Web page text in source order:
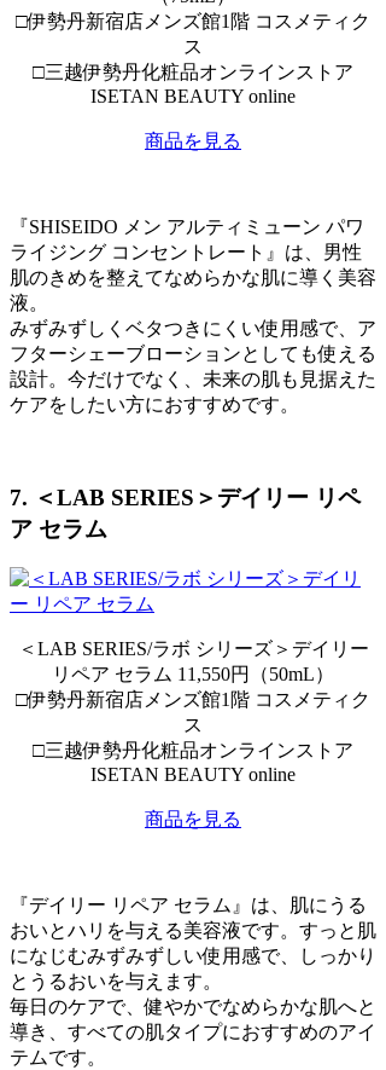
□伊勢丹新宿店メンズ館1階 コスメティク
ス
□三越伊勢丹化粧品オンラインストア
ISETAN BEAUTY online
商品を見る
『SHISEIDO メン アルティミューン パワ
ライジング コンセントレート』は、男性
肌のきめを整えてなめらかな肌に導く美容
液。
みずみずしくベタつきにくい使用感で、ア
フターシェーブローションとしても使える
設計。今だけでなく、未来の肌も見据えた
ケアをしたい方におすすめです。
7. ＜LAB SERIES＞デイリー リペ
ア セラム
＜LAB SERIES/ラボ シリーズ＞デイリー
リペア セラム 11,550円（50mL）
□伊勢丹新宿店メンズ館1階 コスメティク
ス
□三越伊勢丹化粧品オンラインストア
ISETAN BEAUTY online
商品を見る
『デイリー リペア セラム』は、肌にうる
おいとハリを与える美容液です。すっと肌
になじむみずみずしい使用感で、しっかり
とうるおいを与えます。
毎日のケアで、健やかでなめらかな肌へと
導き、すべての肌タイプにおすすめのアイ
テムです。